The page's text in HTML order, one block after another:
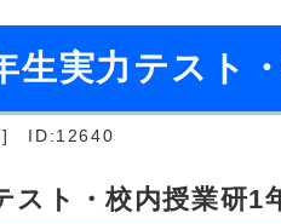
生実力テスト
ID:12640
スト・校内授業研1